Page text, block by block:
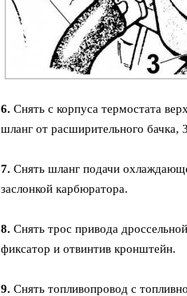
6. Снять с корпуса термостата
шланг от расширительного бачка,
7. Снять шланг подачи
заслонкой карбюратора.
8. Снять трос привода
фиксатор и отвинтив кронштейн.
9. Снять топливопровод с